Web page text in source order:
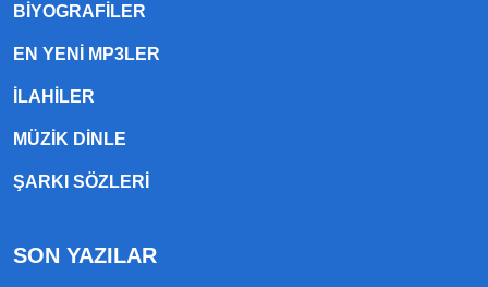
BIYOGRAFILER
EN YENI MP3LER
ILAHILER
MÜZIK DINLE
ŞARKI SÖZLERI
SON YAZILAR